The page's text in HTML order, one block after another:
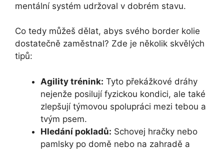
mentální systém udržoval v dobrém stavu.
Co tedy můžeš dělat, abys svého border kolie
dostatečně zaměstnal? Zde je několik skvělých
tipů:
Agility trénink: Tyto překážkové dráhy
nejenže posilují fyzickou kondici, ale také
zlepšují týmovou spolupráci mezi tebou a
tvým psem.
Hledání pokladů: Schovej hračky nebo
pamlsky po domě nebo na zahradě a